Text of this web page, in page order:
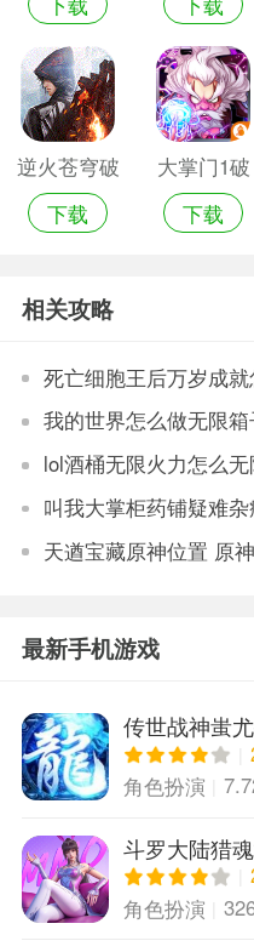
最新版免费
版
限版无限元
宝版
逆火苍穹破
解版无限元
下载
大掌门1破
解版无限元
下载
相关攻略
天遒宝藏原神位置 原
最新手机游戏
传世战神蚩
角色扮演
斗罗大陆猎
角色扮演